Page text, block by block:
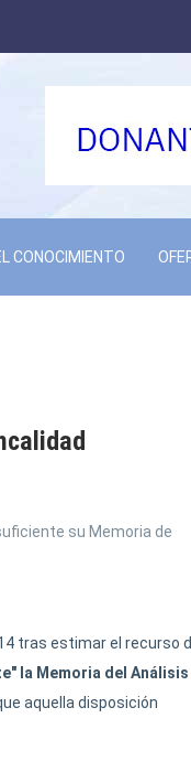
CONOCIMIENTO
su Memoria de
tras estimar el recurso
la Memoria del Análisis
aquella disposición